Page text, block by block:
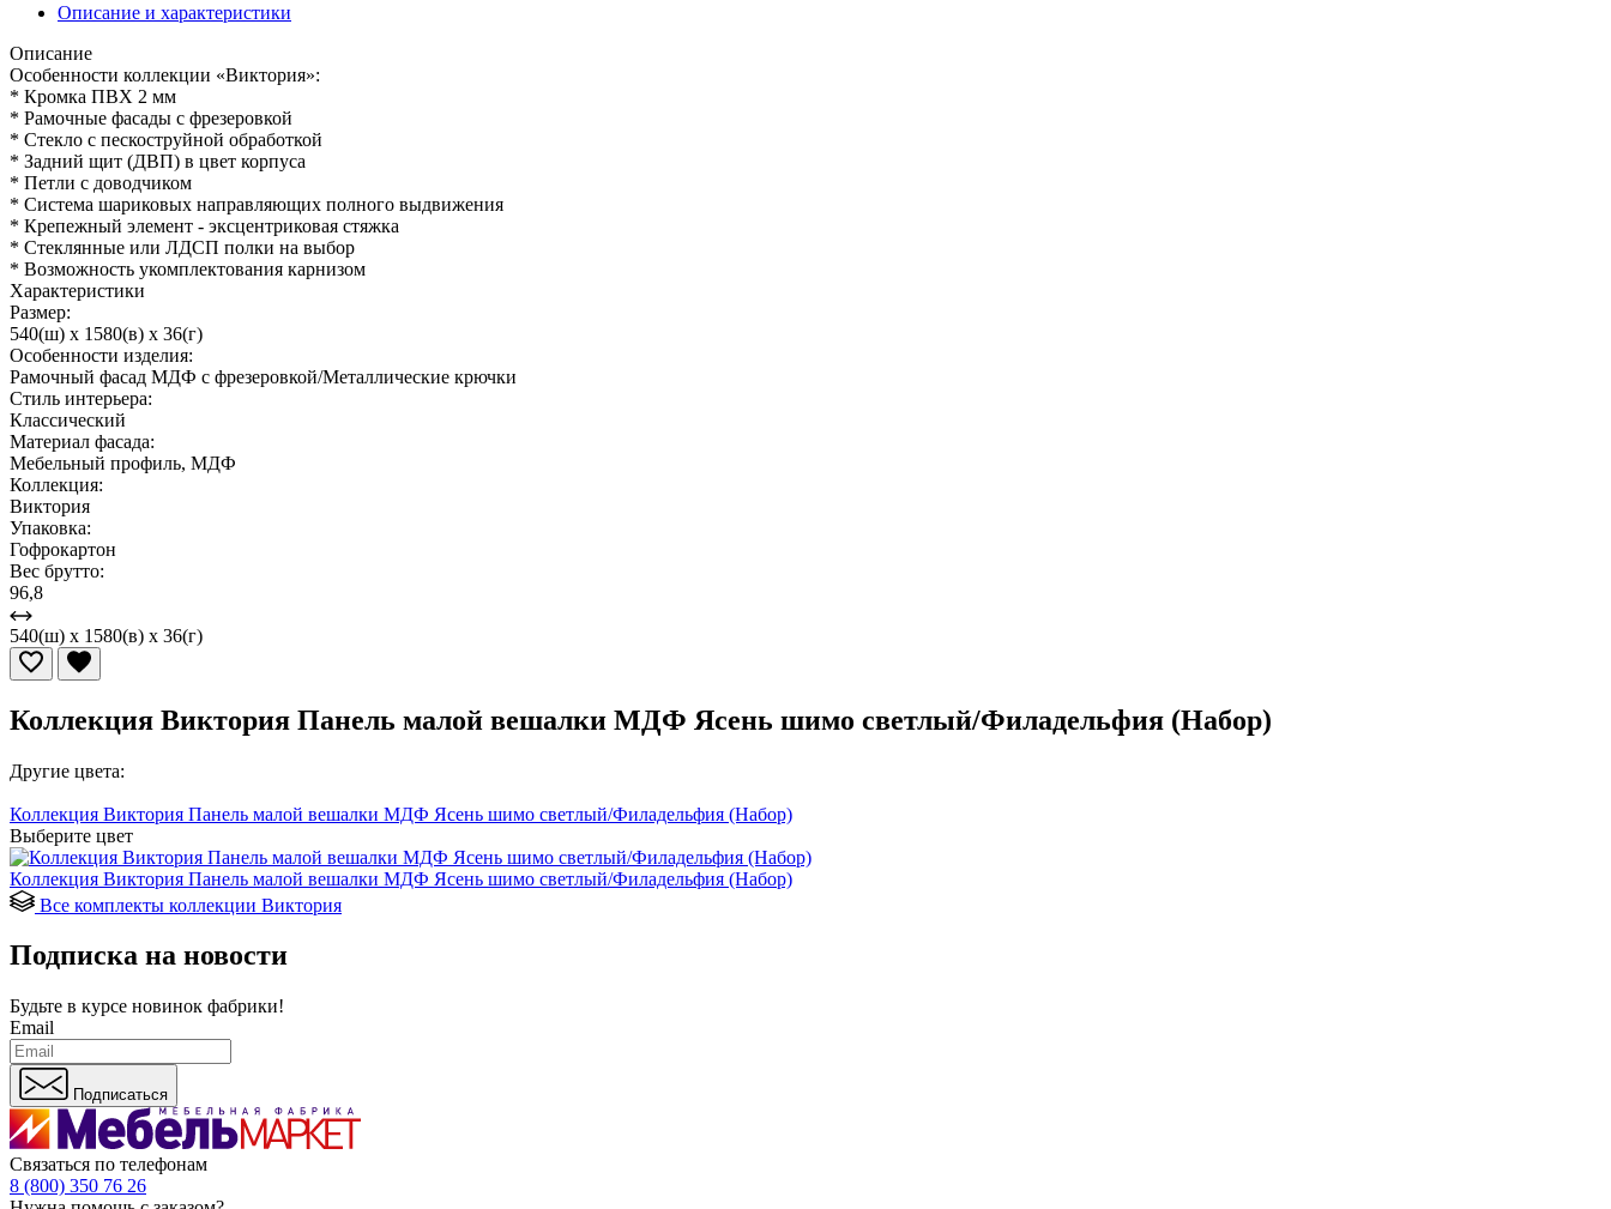
Описание и характеристики
Описание
Особенности коллекции «Виктория»:
* Кромка ПВХ 2 мм
* Рамочные фасады с фрезеровкой
* Стекло с пескоструйной обработкой
* Задний щит (ДВП) в цвет корпуса
* Петли с доводчиком
* Система шариковых направляющих полного выдвижения
* Крепежный элемент - эксцентриковая стяжка
* Стеклянные или ЛДСП полки на выбор
* Возможность укомплектования карнизом
Характеристики
Размер:
540(ш) x 1580(в) x 36(г)
Особенности изделия:
Рамочный фасад МДФ с фрезеровкой/Металлические крючки
Стиль интерьера:
Классический
Материал фасада:
Мебельный профиль, МДФ
Коллекция:
Виктория
Упаковка:
Гофрокартон
Вес брутто:
96,8
540(ш) x 1580(в) x 36(г)
Коллекция Виктория Панель малой вешалки МДФ Ясень шимо светлый/Филадельфия (Набор)
Другие цвета:
Коллекция Виктория Панель малой вешалки МДФ Ясень шимо светлый/Филадельфия (Набор)
Выберите цвет
Коллекция Виктория Панель малой вешалки МДФ Ясень шимо светлый/Филадельфия (Набор)
Все комплекты коллекции Виктория
Подписка на новости
Будьте в курсе новинок фабрики!
Email
Подписаться
Связаться по телефонам
8 (800) 350 76 26